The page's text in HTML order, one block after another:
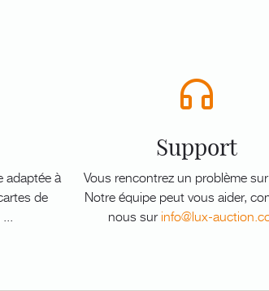
adaptée à
de
Support
Vous rencontrez un problème
Notre équipe peut vous aider,
nous surinfo@lux-